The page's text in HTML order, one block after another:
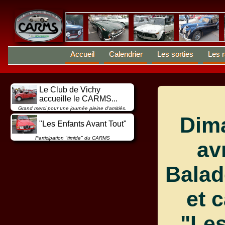
Accueil Calendrier Les sorties Les
et
Le Club de Vichy
accueille le CARMS...
Grand merci pour une journée pleine d'amitiés.
"Les Enfants Avant Tout"
Participation "timide" du CARMS